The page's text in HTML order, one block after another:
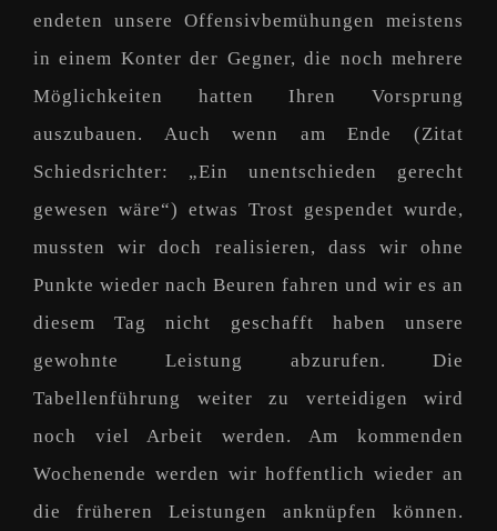
endeten unsere Offensivbemühungen meistens
in einem Konter der Gegner, die noch mehrere
Möglichkeiten hatten Ihren Vorsprung
auszubauen. Auch wenn am Ende (Zitat
Schiedsrichter: „Ein unentschieden gerecht
gewesen wäre“) etwas Trost gespendet wurde,
mussten wir doch realisieren, dass wir ohne
Punkte wieder nach Beuren fahren und wir es an
diesem Tag nicht geschafft haben unsere
gewohnte Leistung abzurufen. Die
Tabellenführung weiter zu verteidigen wird
noch viel Arbeit werden. Am kommenden
Wochenende werden wir hoffentlich wieder an
die früheren Leistungen anknüpfen können.